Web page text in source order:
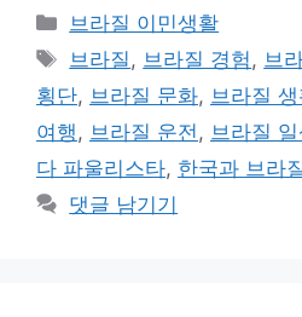
카
테
리
브라질 이민생활
태
그
브라질 , 브라질 경험 , 브
횡단, 브라질 문화, 브라질
여행 , 브라질 운전 , 브라질
다 파울리스타, 한국과 브라
댓글 남기기